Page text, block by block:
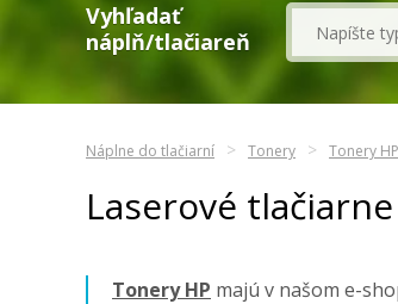
Vyhľadať
náplň/tlačiareň
Náplne do tlačiarní Tonery Tonery HP
Laserové tlačiarne
Tonery HP majú v našom e-